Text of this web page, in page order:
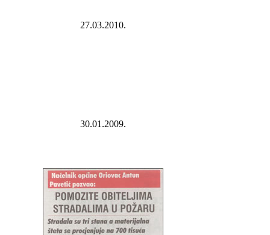
27.03.2010.
30.01.2009.